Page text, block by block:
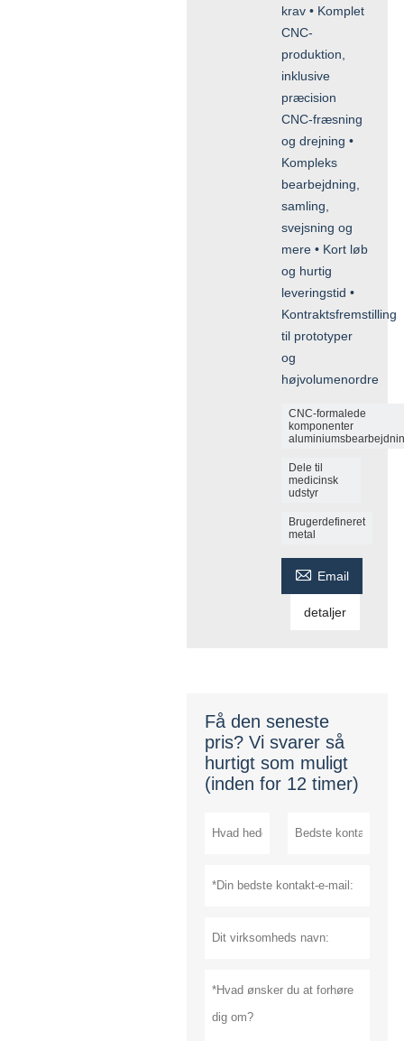
krav • Komplet
CNC-
produktion,
inklusive
præcision
CNC-fræsning
og drejning •
Kompleks
bearbejdning,
samling,
svejsning og
mere • Kort løb
og hurtig
leveringstid •
Kontraktsfremstilling
til prototyper
og
højvolumenordre
CNC-formalede
komponenter
Dele til
medicinsk
udstyr
Brugerdefineret
metal
 Email
detaljer
Få den seneste
pris? Vi svarer så
hurtigt som muligt
(inden for 12 timer)